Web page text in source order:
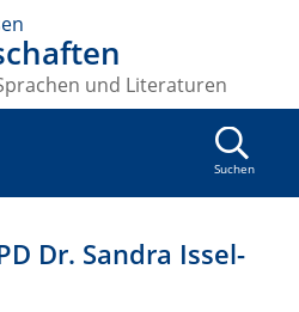
und Literaturen
Suchen
Dr. Sandra Issel-